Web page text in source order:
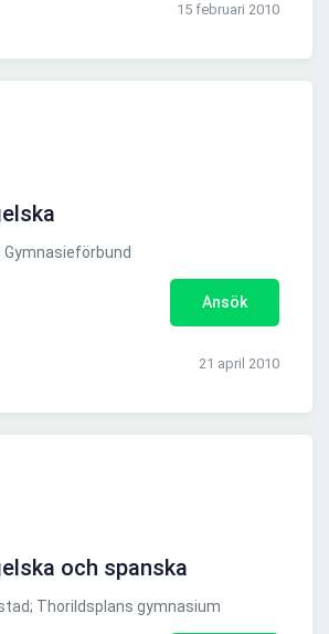
15 februari 2010
Gymnasieförbund
Ansök
21 april 2010
och spanska
Thorildsplans gymnasium